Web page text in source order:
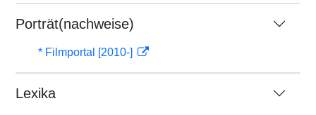
Porträt(nachweise)
* Filmportal [2010-]
Lexika